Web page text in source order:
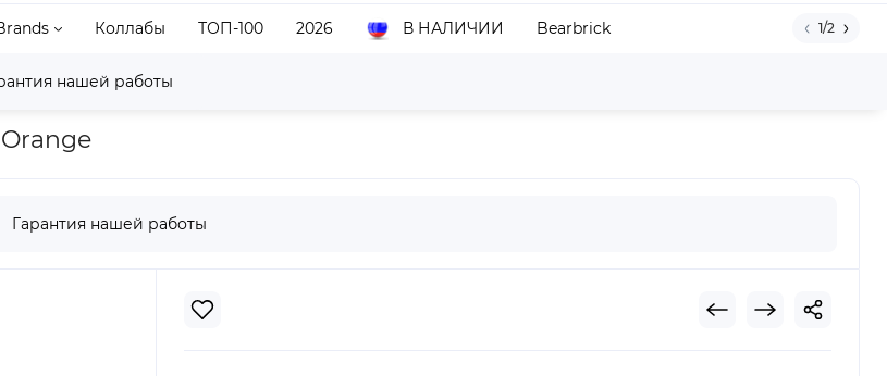
Коллабы ТОП-100 2026 В НАЛИЧИИ Bearbrick 1/2
нашей работыSupreme Big Cats Jacquard L/S Top Orange
Гарантия нашей работы